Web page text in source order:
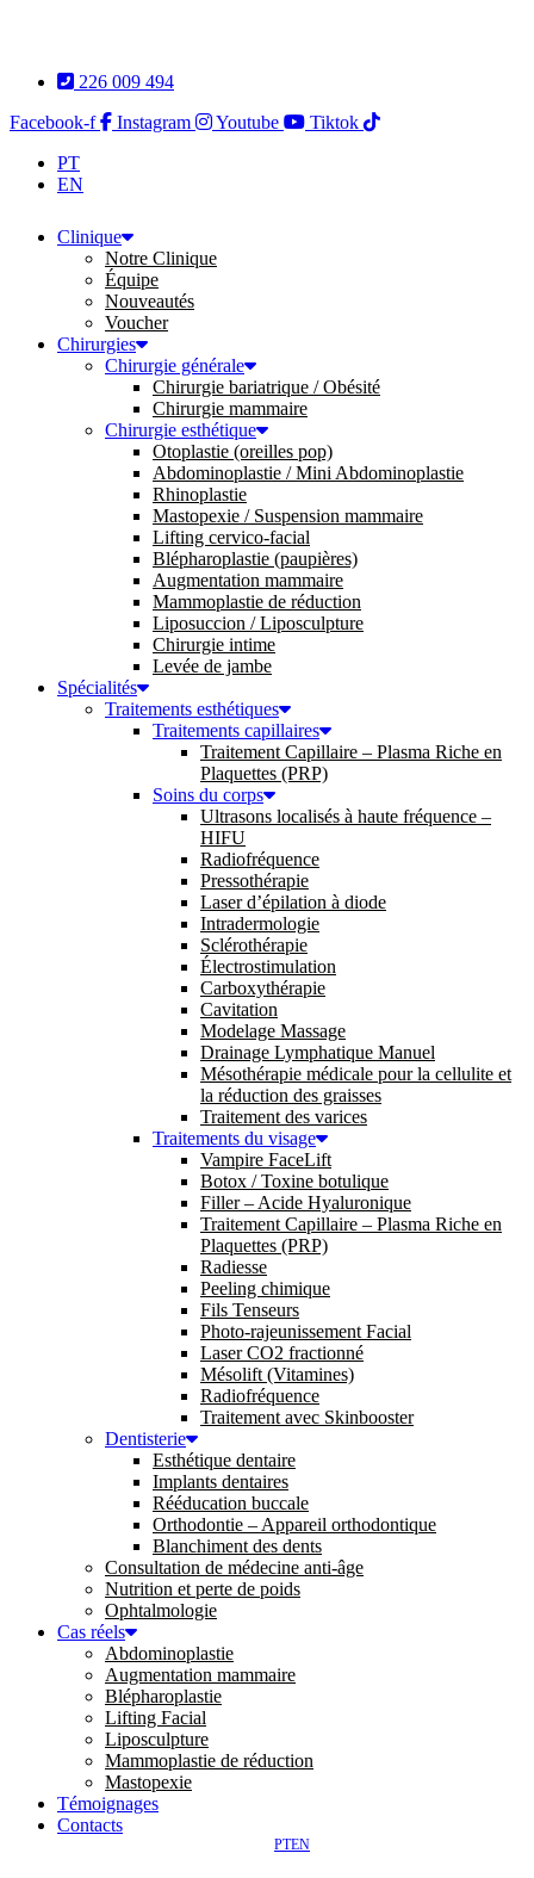
226 009 494
Facebook-f
Instagram Youtube
Tiktok
PT
EN
Clinique
Notre Clinique
Équipe
Nouveautés
Voucher
Chirurgies
Chirurgie générale
Chirurgie bariatrique / Obésité
Chirurgie mammaire
Chirurgie esthétique
Otoplastie (oreilles pop)
Abdominoplastie / Mini Abdominoplastie
Rhinoplastie
Mastopexie / Suspension mammaire
Lifting cervico-facial
Blépharoplastie (paupières)
Augmentation mammaire
Mammoplastie de réduction
Liposuccion / Liposculpture
Chirurgie intime
Levée de jambe
Spécialités
Traitements esthétiques
Traitements capillaires
Traitement Capillaire – Plasma Riche en
Plaquettes (PRP)
Soins du corps
Ultrasons localisés à haute fréquence –
HIFU
Radiofréquence
Pressothérapie
Laser d’épilation à diode
Intradermologie
Sclérothérapie
Électrostimulation
Carboxythérapie
Cavitation
Modelage Massage
Drainage Lymphatique Manuel
Mésothérapie médicale pour la cellulite et
la réduction des graisses
Traitement des varices
Traitements du visage
Vampire FaceLift
Botox / Toxine botulique
Filler – Acide Hyaluronique
Traitement Capillaire – Plasma Riche en
Plaquettes (PRP)
Radiesse
Peeling chimique
Fils Tenseurs
Photo-rajeunissement Facial
Laser CO2 fractionné
Mésolift (Vitamines)
Radiofréquence
Traitement avec Skinbooster
Dentisterie
Esthétique dentaire
Implants dentaires
Rééducation buccale
Orthodontie – Appareil orthodontique
Blanchiment des dents
Consultation de médecine anti-âge
Nutrition et perte de poids
Ophtalmologie
Cas réels
Abdominoplastie
Augmentation mammaire
Blépharoplastie
Lifting Facial
Liposculpture
Mammoplastie de réduction
Mastopexie
Témoignages
Contacts
PTEN